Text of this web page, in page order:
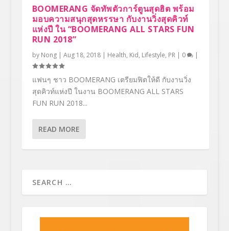
BOOMERANG จัดทัพตัวการ์ตูนสุดฮิต พร้อม
มอบความสนุกสุดหรรษา กับงานวิ่งสุดคิวท์
แห่งปี ใน “BOOMERANG ALL STARS FUN
RUN 2018”
by Nong| Aug 18, 2018| Health, Kid, Lifestyle, PR| 0 |
แฟนๆ ชาว BOOMERANG เตรียมฟิตให้ดี กับงานวิ่ง
สุดคิวท์แห่งปี ในงาน BOOMERANG ALL STARS
FUN RUN 2018...
READ MORE